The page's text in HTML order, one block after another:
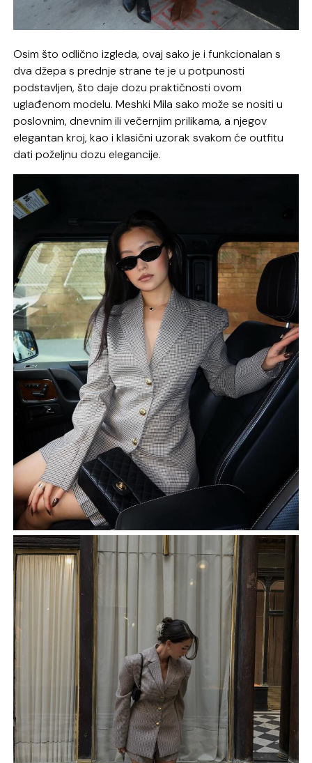
Osim što odlično izgleda, ovaj sako je i funkcionalan s
dva džepa s prednje strane te je u potpunosti
podstavljen, što daje dozu praktičnosti ovom
uglađenom modelu. Meshki Mila sako može se nositi u
poslovnim, dnevnim ili večernjim prilikama, a njegov
elegantan kroj, kao i klasični uzorak svakom će outfitu
dati poželjnu dozu elegancije.